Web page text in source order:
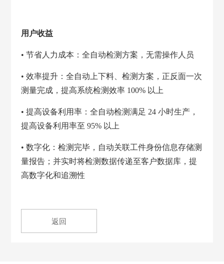
用户收益
• 节省人力成本：全自动检测方案，无需操作人员
• 效率提升：全自动上下料、检测方案，正反面一次
测量完成，提高系统检测效率 100% 以上
• 提高设备利用率：全自动检测满足 24 小时生产，
提高设备利用率至 95% 以上
• 数字化：检测完毕，自动关联工件身份信息存储测
量报告；并实时将检测数据传递至客户数据库，提
高数字化和追溯性
返回